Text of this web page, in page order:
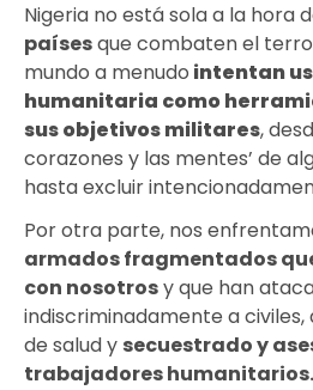
Nigeria no está sola a la hora
paísesque combaten el
mundo a menudo intentan
humanitaria como
sus objetivos militares,
corazones y las mentes’ de
hasta excluir
Por otra parte, nos
armados fragmentados
con nosotrosy que han
indiscriminadamente a
de salud y secuestrado y
trabajadores humanitarios.